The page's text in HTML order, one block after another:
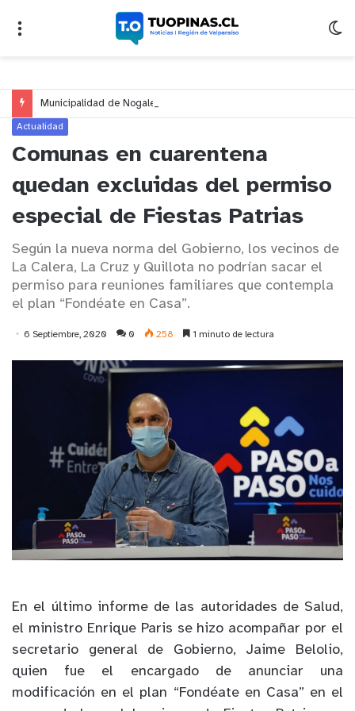
Actualidad
Comunas en cuarentena
quedan excluidas del permiso
especial de Fiestas Patrias
Según la nueva norma del Gobierno, los vecinos de
La Calera, La Cruz y Quillota no podrían sacar el
permiso para reuniones familiares que contempla
el plan “Fondéate en Casa”.
6 Septiembre, 2020 0 258 1 minuto de lectura
En el último informe de las autoridades de Salud,
el ministro Enrique Paris se hizo acompañar por el
secretario general de Gobierno, Jaime Belolio,
quien fue el encargado de anunciar una
modificación en el plan “Fondéate en Casa” en el